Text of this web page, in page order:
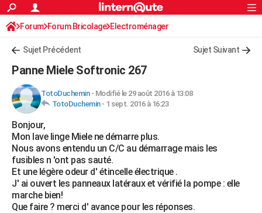
ACTUALITÉS
Politique
Société
Faits Divers
Education
Monde
Villes
+
FINANCE
Retraite
Impôts
Epargne
Immobilier
Risques naturels par ville
Banque
Assurance
Crédit
AUTO
Essais
Réserver un essai
Citadines
Berlines
SUV
Forum auto
+HIGH-TECH
Mobiles
Meilleur smartphone
Internet
Ordinateurs
Jeux vidéo
Guide high-tech
+BRICOLAGE
Forum
Aménagement intérieur
Extérieur
Cuisine
Salle de bains
Jardinage
Rangement
WEEK-END
Guides de France
Escapades
Patrimoine
Expositions
Musées
Week-end nature
+LIFESTYLE
S'inscrire
Connexion
Forum Forum Bricolage Electroménager
Sujet Précédent Sujet Suivant
Panne Miele Softronic 267
TotoDuchemin- Modifié le 29 août 2016 à 13:08
TotoDuchemin- 1 sept. 2016 à 16:23
Bonjour,
Mon lave linge Miele ne démarre plus.
Nous avons entendu un C/C au démarrage mais les
fusibles n 'ont pas sauté.
Et une légère odeur d' étincelle électrique .
J' ai ouvert les panneaux latéraux et vérifié la pompe : elle
marche bien!
Que faire ? merci d' avance pour les réponses.